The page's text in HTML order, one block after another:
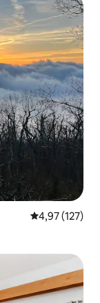
Średnia
4,97 (127)